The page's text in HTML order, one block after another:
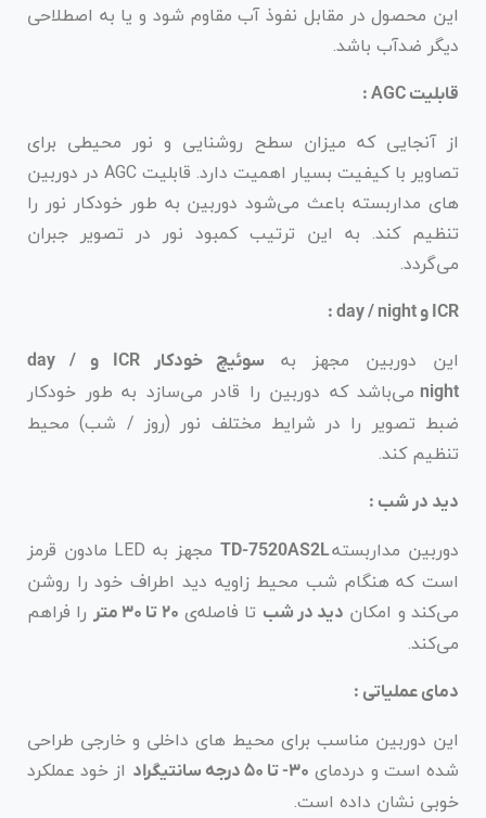
این محصول در مقابل نفوذ آب مقاوم شود و یا به اصطلاحی
دیگر ضدآب باشد.
قابلیت AGC :
از آنجایی که میزان سطح روشنایی و نور محیطی برای
تصاویر با کیفیت بسیار اهمیت دارد. قابلیت AGC در دوربین
های مداربسته باعث می‌شود دوربین به طور خودکار نور را
تنظیم کند. به این ترتیب کمبود نور در تصویر جبران
می‌گردد.
ICR و day / night :
این دوربین مجهز به
سوئیچ خودکار ICR و day /
night می‌باشد که دوربین را قادر می‌سازد به طور خودکار
ضبط تصویر را در شرایط مختلف نور (روز / شب) محیط
تنظیم کند.
دید در شب :
دوربین مداربستهTD-7520AS2L
مجهز به LED مادون قرمز
است که هنگام شب محیط زاویه دید اطراف خود را روشن
می‌کند و امکان دید در شب تا فاصله‌ی ۲۰ تا ۳۰ متر
را فراهم
می‌کند.
دمای عملیاتی :
این دوربین مناسب برای محیط های داخلی و خارجی طراحی
شده است و دردمای ۳۰- تا ۵۰ درجه سانتیگراد
از خود عملکرد
خوبی نشان داده است.